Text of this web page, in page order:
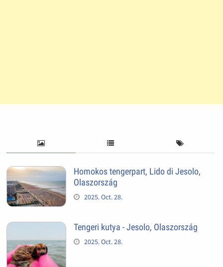
Homokos tengerpart, Lido di Jesolo,
Olaszország
2025. Oct. 28.
Tengeri kutya - Jesolo, Olaszország
2025. Oct. 28.